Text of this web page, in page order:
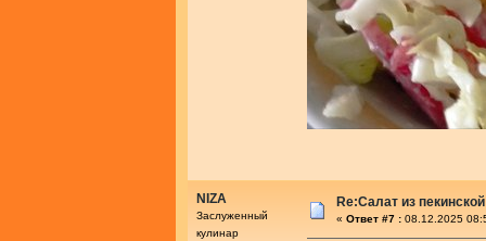
NIZA
Заслуженный
кулинар
Re:Салат из
« Ответ #7 : 08.12.2025